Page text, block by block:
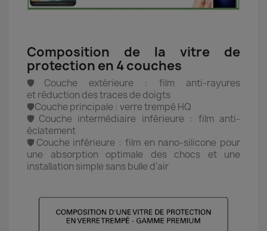
Composition de la vitre de
protection en 4 couches
🛡️Couche extérieure : film anti-rayures
et réduction des traces de doigts
🛡️Couche principale : verre trempé HQ
🛡️Couche intermédiaire inférieure : film anti-
éclatement
🛡️Couche inférieure : film en nano-silicone pour
une absorption optimale des chocs et une
installation simple sans bulle d’air